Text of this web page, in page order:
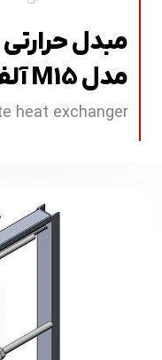
مبدل
مدل M15 آلفالاوال
heat exchanger